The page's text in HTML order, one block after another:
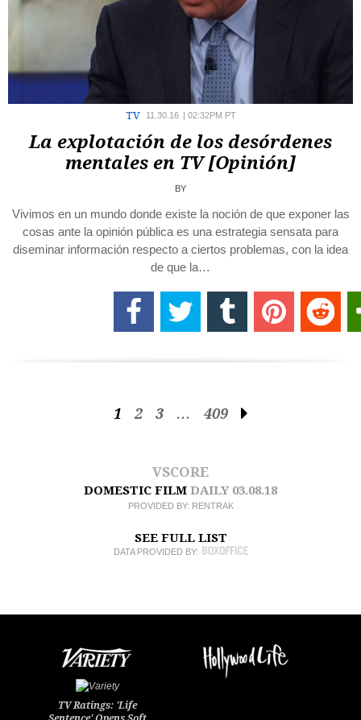
TV 11.30.16 02:32PM PT
La explotación de los desórdenes
mentales en TV [Opinión]
BY
Vivimos en un mundo donde existe la noción de que exponer las
cosas ante la opinión pública es una estrategia sensata para
diseminar información respecto a ciertos problemas, con la idea
de que la…
1 2 3 … 409
VSCORE
DOMESTIC FILM DAILY 03.08.18
PROVIDED BY: RENTRAK
SEE FULL LIST
DATA PROVIDED BY:
TV Ratings: 'Life